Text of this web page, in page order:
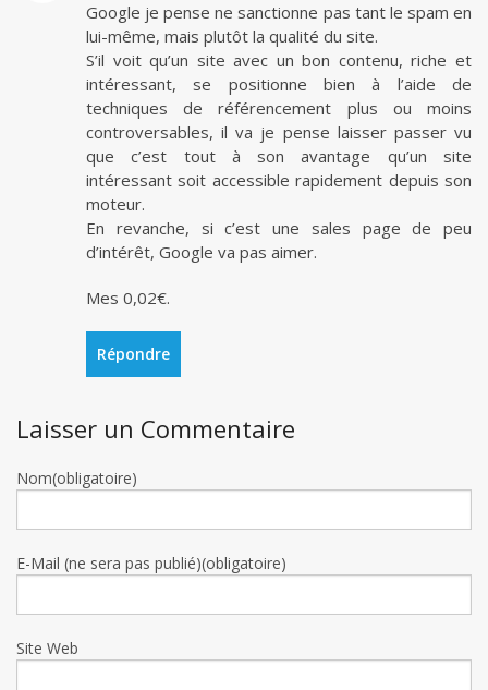
Google je pense ne sanctionne pas tant le spam en
lui-même, mais plutôt la qualité du site.
S’il voit qu’un site avec un bon contenu, riche et
intéressant, se positionne bien à l’aide de
techniques de référencement plus ou moins
controversables, il va je pense laisser passer vu
que c’est tout à son avantage qu’un site
intéressant soit accessible rapidement depuis son
moteur.
En revanche, si c’est une sales page de peu
d’intérêt, Google va pas aimer.
Mes 0,02€.
Répondre
Laisser un Commentaire
Nom(obligatoire)
E-Mail (ne sera pas publié)(obligatoire)
Site Web